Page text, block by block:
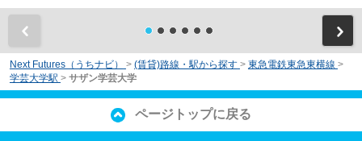
Next Futures（うちナビ） > (賃貸)路線・駅から探す > 東急電鉄東急東横線 >
学芸大学駅 > サザン学芸大学
ページトップに戻る